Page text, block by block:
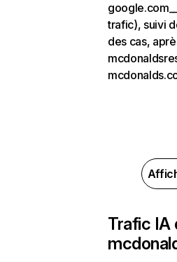
trafic), suivi
des cas,
Trafic IA